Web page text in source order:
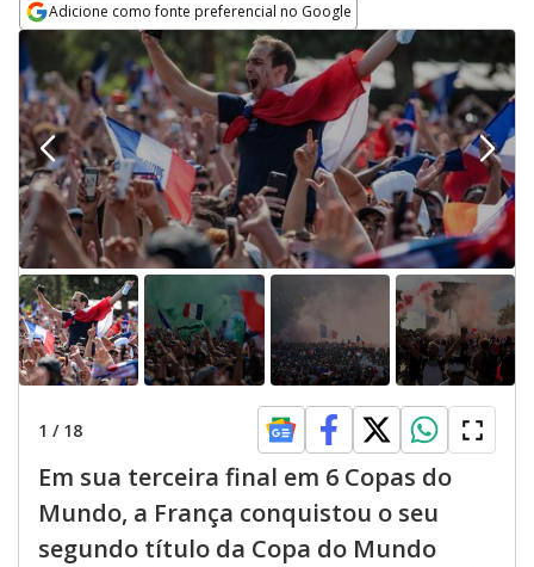
Adicione como fonte preferencial no Google
Opens in new window
1 / 18
Em sua terceira final em 6 Copas do
Mundo, a França conquistou o seu
segundo título da Copa do Mundo